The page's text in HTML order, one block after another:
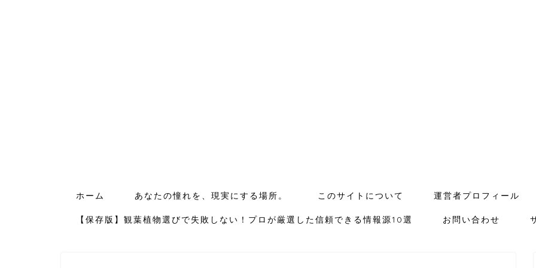
ホーム あなたの憧れを、現実にする場所。 このサイトについて 運営者プロフィール
【保存版】観葉植物選びで失敗しない！プロが厳選した信頼できる情報源10選 お問い合わせ